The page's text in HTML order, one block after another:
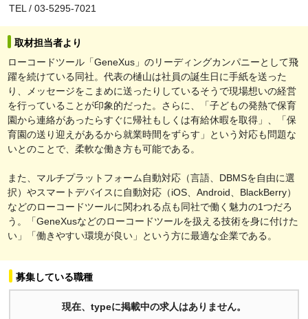
TEL / 03-5295-7021
取材担当者より
ローコードツール「GeneXus」のリーディングカンパニーとして飛
躍を続けている同社。代表の樋山は社員の誕生日に手紙を送った
り、メッセージをこまめに送ったりしているそうで現場想いの経営
を行っていることが印象的だった。さらに、「子どもの発熱で保育
園から連絡があったらすぐに帰社もしくは有給休暇を取得」、「保
育園の送り迎えがあるから就業時間をずらす」という対応も問題な
いとのことで、柔軟な働き方も可能である。
また、マルチプラットフォーム自動対応（言語、DBMSを自由に選
択）やスマートデバイスに自動対応（iOS、Android、BlackBerry）
などのローコードツールに関われる点も同社で働く魅力の1つだろ
う。「GeneXusなどのローコードツールを扱える技術を身に付けた
い」「働きやすい環境が良い」という方に最適な企業である。
募集している職種
現在、typeに掲載中の求人はありません。